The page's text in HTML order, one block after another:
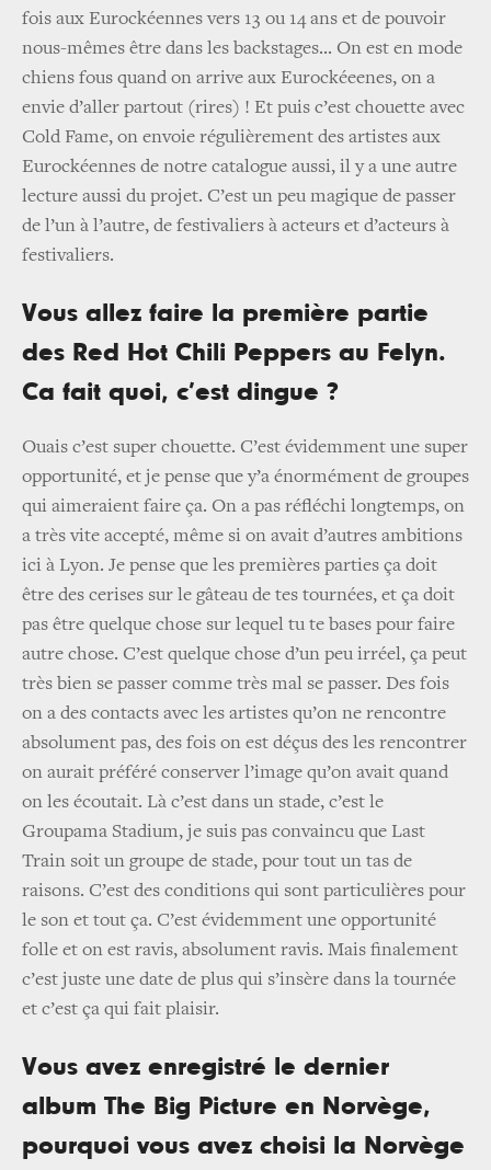
fois aux Eurockéennes vers 13 ou 14 ans et de pouvoir
nous-mêmes être dans les backstages... On est en mode
chiens fous quand on arrive aux Eurockéeenes, on a
envie d’aller partout (rires) ! Et puis c’est chouette avec
Cold Fame, on envoie régulièrement des artistes aux
Eurockéennes de notre catalogue aussi, il y a une autre
lecture aussi du projet. C’est un peu magique de passer
de l’un à l’autre, de festivaliers à acteurs et d’acteurs à
festivaliers.
Vous allez faire la première partie
des Red Hot Chili Peppers au Felyn.
Ca fait quoi, c’est dingue ?
Ouais c’est super chouette. C’est évidemment une super
opportunité, et je pense que y’a énormément de groupes
qui aimeraient faire ça. On a pas réfléchi longtemps, on
a très vite accepté, même si on avait d’autres ambitions
ici à Lyon. Je pense que les premières parties ça doit
être des cerises sur le gâteau de tes tournées, et ça doit
pas être quelque chose sur lequel tu te bases pour faire
autre chose. C’est quelque chose d’un peu irréel, ça peut
très bien se passer comme très mal se passer. Des fois
on a des contacts avec les artistes qu’on ne rencontre
absolument pas, des fois on est déçus des les rencontrer
on aurait préféré conserver l’image qu’on avait quand
on les écoutait. Là c’est dans un stade, c’est le
Groupama Stadium, je suis pas convaincu que Last
Train soit un groupe de stade, pour tout un tas de
raisons. C’est des conditions qui sont particulières pour
le son et tout ça. C’est évidemment une opportunité
folle et on est ravis, absolument ravis. Mais finalement
c’est juste une date de plus qui s’insère dans la tournée
et c’est ça qui fait plaisir.
Vous avez enregistré le dernier
album The Big Picture en Norvège,
pourquoi vous avez choisi la Norvège